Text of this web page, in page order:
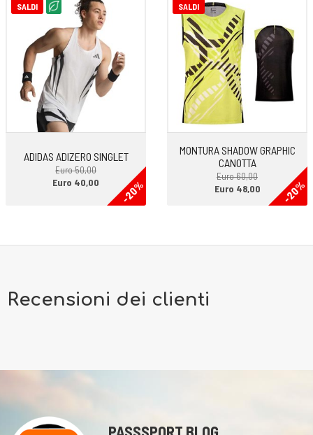
SALDI
ADIDAS ADIZERO SINGLET
Euro 50,00
-20%
Euro 40,00
SALDI
MONTURA SHADOW GRAPHIC
CANOTTA
Euro 60,00
-20%
Euro 48,00
Recensioni dei clienti
PASSSPORT BLOG